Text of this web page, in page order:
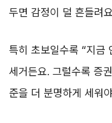
두면 감정이 덜 흔들려
특히 초보일수록 “지금
세거든요. 그럴수록 증
준을 더 분명하게 세워